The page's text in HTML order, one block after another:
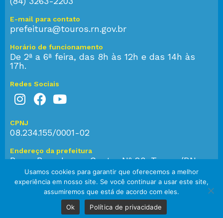
E-mail para contato
prefeitura@touros.rn.gov.br
Horário de funcionamento
De 2ª a 6ª feira, das 8h às 12h e das 14h às
17h.
Redes Sociais
CPNJ
08.234.155/0001-02
Endereço da prefeitura
Praça Bom Jesus, Centro Nº 28, Touros/RN,
CEP: 59.584-000
© 2023 Prefeitura de Touros. Todos os direitos reservados.
Usamos cookies para garantir que oferecemos a melhor
experiência em nosso site. Se você continuar a usar este site,
assumiremos que está de acordo com eles.
Ok
Política de privacidade